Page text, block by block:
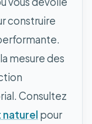
construire
mesure des
Consultez
pour